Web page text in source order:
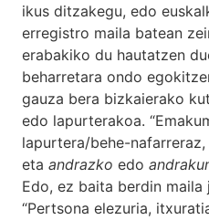
ikus ditzakegu, edo
erregistro maila batean
erabakiko du hautatzen
beharretara ondo
gauza bera bizkaierako
edo lapurterakoa.
lapurtera/behe-nafarreraz,
eta andrazko edo
Edo, ez baita berdin maila
“Pertsona elezuria,